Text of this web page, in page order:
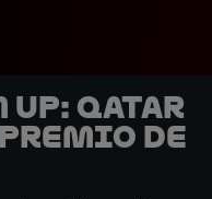
Up: Qatar
de